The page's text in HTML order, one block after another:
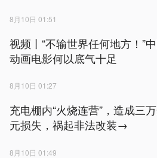
8月10日 01:51
视频丨“不输世界任何地方！”
动画电影何以底气十足
8月10日 01:27
充电棚内“火烧连营”，造成三
元损失，祸起非法改装→
8月10日 01:49